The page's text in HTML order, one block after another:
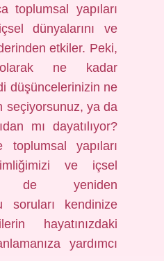
toplumsal yapıları
dünyalarını ve
etkiler. Peki,
ne kadar
düşüncelerinizin ne
seçiyorsunuz, ya da
mı dayatılıyor?
toplumsal yapıları
ve içsel
de yeniden
soruları kendinize
hayatınızdaki
yardımcı